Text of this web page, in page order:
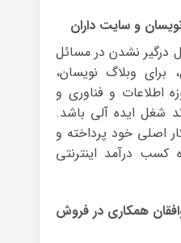
درگیر نشدن در مسائل
برای وبلاگ نویسان،
اطلاعات و فناوری و
شغل ایده آلی باشد.
اصلی خود پرداخته و
کسب درآمد اینترنتی
همکاری در فروش